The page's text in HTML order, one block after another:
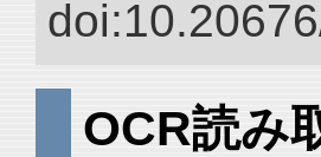
OCR読み